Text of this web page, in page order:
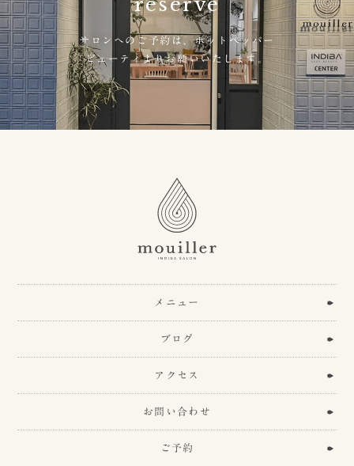
サロンへのご予約は、ホットペッパー
ビューティよりお願いいたします。
メニュー
ブログ
アクセス
お問い合わせ
ご予約